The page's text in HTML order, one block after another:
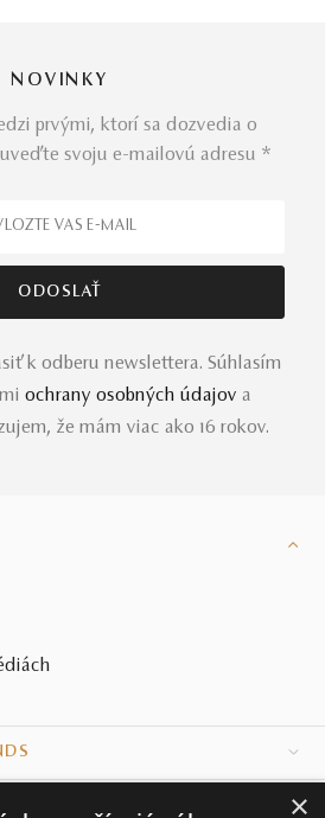
NOVINKY
prvými, ktorí sa dozvedia o
svoju e-mailovú adresu *
k odberu newslettera. Súhlasím
ochrany osobných údajov a
že mám viac ako 16 rokov.
×